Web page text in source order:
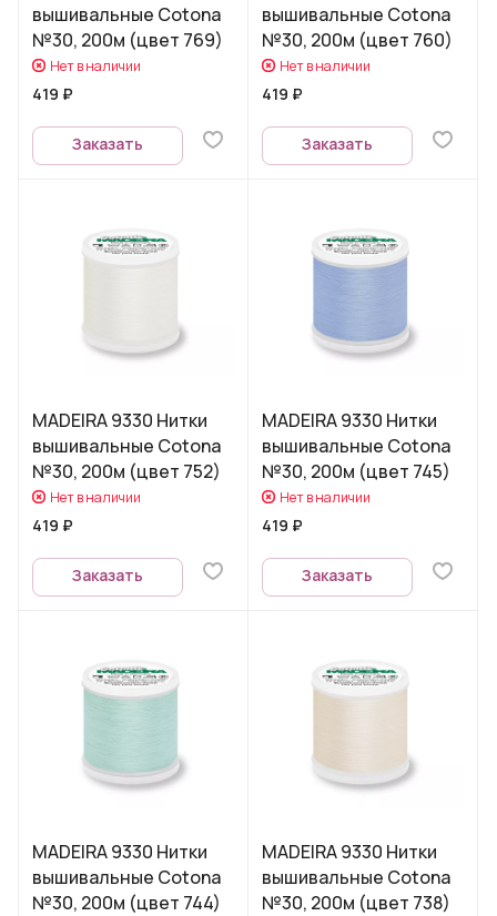
вышивальные Cotona
№30, 200м (цвет 769)
Нет в наличии
419 ₽
Заказать
вышивальные Cotona
№30, 200м (цвет 760)
Нет в наличии
419 ₽
Заказать
MADEIRA 9330 Нитки
вышивальные Cotona
№30, 200м (цвет 752)
Нет в наличии
419 ₽
Заказать
MADEIRA 9330 Нитки
вышивальные Cotona
№30, 200м (цвет 745)
Нет в наличии
419 ₽
Заказать
MADEIRA 9330 Нитки
вышивальные Cotona
№30, 200м (цвет 744)
MADEIRA 9330 Нитки
вышивальные Cotona
№30, 200м (цвет 738)